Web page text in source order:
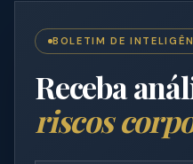
BOLETIM DE
Receba
riscos